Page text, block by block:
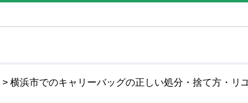
> 横浜市でのキャリーバッグの正しい処分・捨て方・リ